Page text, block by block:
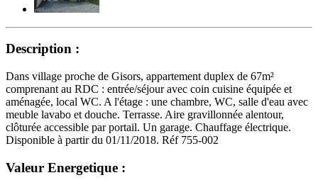
Description :
Dans village proche de Gisors, appartement duplex de 67m²
comprenant au RDC : entrée/séjour avec coin cuisine équipée et
aménagée, local WC. A l'étage : une chambre, WC, salle d'eau avec
meuble lavabo et douche. Terrasse. Aire gravillonnée alentour,
clôturée accessible par portail. Un garage. Chauffage électrique.
Disponible à partir du 01/11/2018. Réf 755-002
Valeur Energetique :